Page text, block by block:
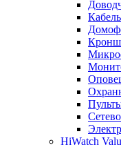
Кабель
HiWatch